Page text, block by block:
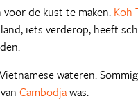
de kust te maken. Koh
iets verderop, heeft
wateren.
Cambodjawas.